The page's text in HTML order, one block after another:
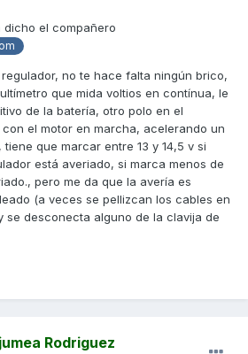
el compañero
no te hace falta ningún brico,
que mida voltios en contínua, le
de la batería, otro polo en el
el motor en marcha, acelerando un
que marcar entre 13 y 14,5 v si
está averiado, si marca menos de
pero me da que la avería es
(a veces se pellizcan los cables en
se desconecta alguno de la clavija de
Rodriguez